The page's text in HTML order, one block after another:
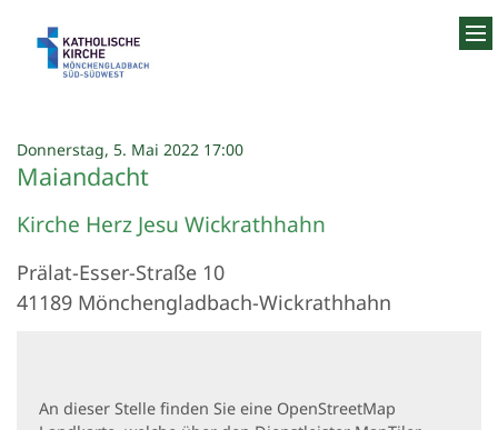
Donnerstag, 5. Mai 2022 17:00:
Maiandacht
Kirche Herz Jesu Wickrathhahn
Prälat-Esser-Straße 10
41189 Mönchengladbach-Wickrathhahn
An dieser Stelle finden Sie eine OpenStreetMap